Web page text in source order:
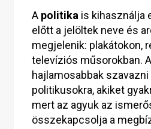
A politika is kihasználja
előtt a jelöltek neve és
megjelenik: plakátokon,
televíziós műsorokban.
hajlamosabbak szavazni
politikusokra, akiket
mert az agyuk az
összekapcsolja a